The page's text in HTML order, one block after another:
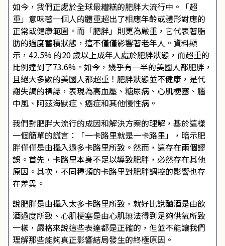
如今，我們正處於全球最糟糕的肥胖大流行中。「超
重」意味著一個人的體重超出了相應年齡或體形對應的
正常或健康範圍。而「肥胖」則更為嚴重，它代表著脂
肪的過度蓄積狀態，這不僅僅影響著老年人。資料顯
示，42.5% 的20 歲以上成年人處於肥胖狀態，而超重的
比例達到了73.6%。如今，幾乎有一半的美國人都肥胖，
且絕大多數的美國人都超重！肥胖狀態並不健康，是代
謝失調的標誌，表現為高血壓、糖尿病、心肌梗塞、腦
中風、阿茲海默症、癌症和其他慢性病。
我們對肥胖大流行的成因和解決方案的理解，基於這樣
一個簡單的謊言：「一卡路里就是一卡路里」，暗示肥
胖僅僅是由攝入過多卡路里所致。然而，這存在兩個謬
誤。首先，卡路里本身不足以導致肥胖，必然存在其他
原因。其次，不同種類的卡路里對肥胖調控的影響也存
在差異。
說肥胖是由攝入太多卡路里所致，就好比說酗酒是由飲
酒過度所致、心肌梗塞是由心肌無法得到足夠供氧所致
一樣，嚴格來說這些表達都是正確的，但並不能讓我們
理解那些能夠真正影響結局發生的終極原因。